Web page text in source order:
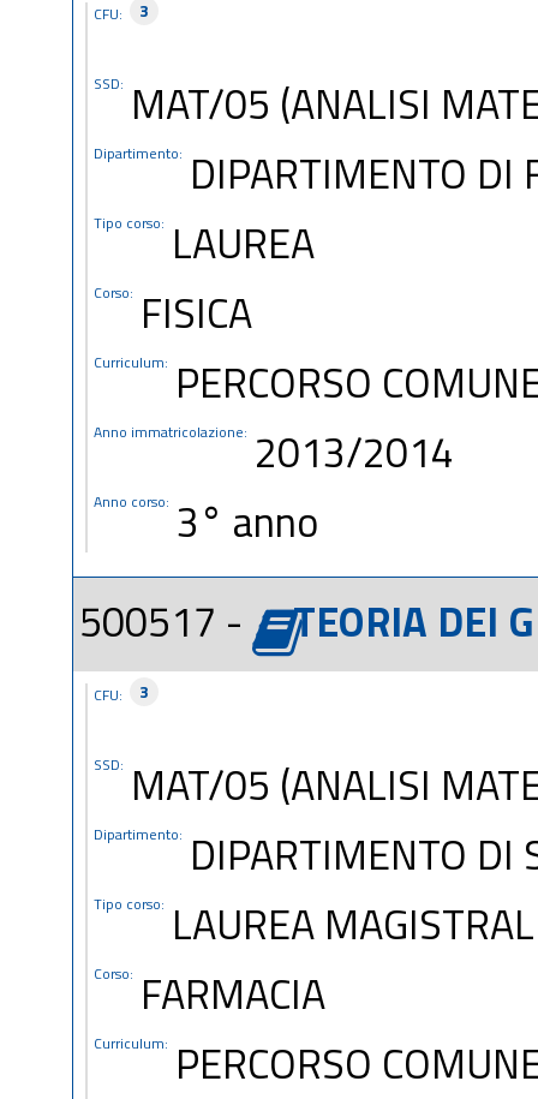
CFU: 3
SSD: MAT/05 (ANALISI
Dipartimento: DIPARTIMENTO DI
Tipo corso: LAUREA
Corso: FISICA
Curriculum: PERCORSO
Anno immatricolazione: 2013/2014
Anno corso: 3° anno
500517 -
TEORIA DEI
CFU: 3
SSD: MAT/05 (ANALISI
Dipartimento: DIPARTIMENTO DI
Tipo corso: LAUREA
Corso: FARMACIA
Curriculum: PERCORSO